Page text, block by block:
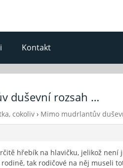
Kontakt
duševní rozsah …
cokoliv › Mimo mudrlantův
hřebík na hlavičku, jelikož není
tak rodičové na něj museli